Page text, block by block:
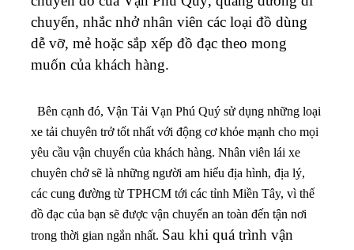
chuyển, nhắc nhở nhân viên các loại đồ dùng
dễ vỡ, mẻ hoặc sắp xếp đồ đạc theo mong
muốn của khách hàng.
Bên cạnh đó, Vận Tải Vạn Phú Quý sử dụng những loại
xe tải chuyên trở tốt nhất với động cơ khỏe mạnh cho mọi
yêu cầu vận chuyển của khách hàng. Nhân viên lái xe
chuyên chở sẽ là những người am hiểu địa hình, địa lý,
các cung đường từ TPHCM tới các tỉnh Miền Tây, vì thế
đồ đạc của bạn sẽ được vận chuyển an toàn đến tận nơi
trong thời gian ngắn nhất. Sau khi quá trình vận